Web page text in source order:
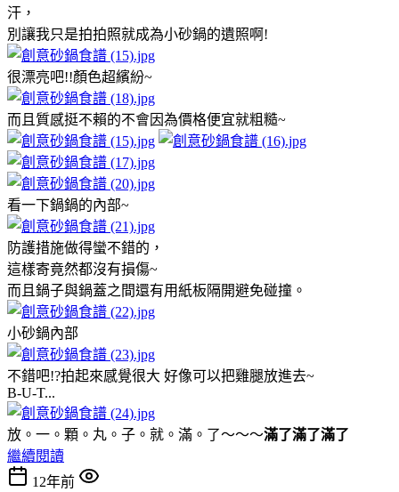
汗，
別讓我只是拍拍照就成為小砂鍋的遺照啊!
很漂亮吧!!顏色超繽紛~
而且質感挺不賴的不會因為價格便宜就粗糙~
看一下鍋鍋的內部~
防護措施做得蠻不錯的，
這樣寄竟然都沒有損傷~
而且鍋子與鍋蓋之間還有用紙板隔開避免碰撞。
小砂鍋內部
不錯吧!?拍起來感覺很大 好像可以把雞腿放進去~
B-U-T...
放。一。顆。丸。子。就。滿。了～～～滿了滿了滿了
繼續閱讀
12年前